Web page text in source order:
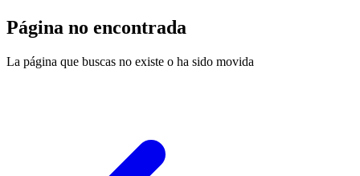
Página no encontrada
La página que buscas no existe o ha sido movida